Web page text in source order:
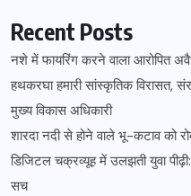
Recent Posts
नशे में फायरिंग करने वाला आरोपित
हथकरघा हमारी सांस्कृतिक विरासत,
मुख्य विकास अधिकारी
शारदा नदी से होने वाले भू-कटाव को
डिजिटल चक्रव्यूह में उलझती युवा
सच